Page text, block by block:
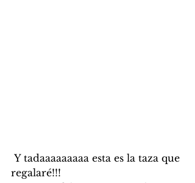
regalaré!!!